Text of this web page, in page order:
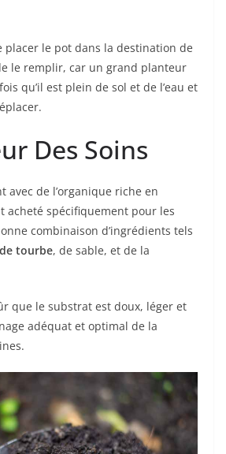
placer le pot dans la destination de
le remplir, car un grand planteur
qu’il est plein de sol et de l’eau et
Des Soins
avec de l’organique riche en
acheté spécifiquement pour les
combinaison d’ingrédients tels
tourbe, de sable, et de la
que le substrat est doux, léger et
adéquat et optimal de la